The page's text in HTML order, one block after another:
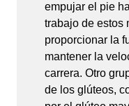
empujar el pie
trabajo de estos
proporcionar la
mantener la
carrera. Otro
de los glúteos,